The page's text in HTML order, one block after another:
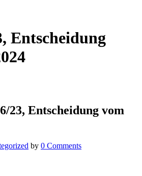
Entscheidung
23, Entscheidung vom
by 0 Comments